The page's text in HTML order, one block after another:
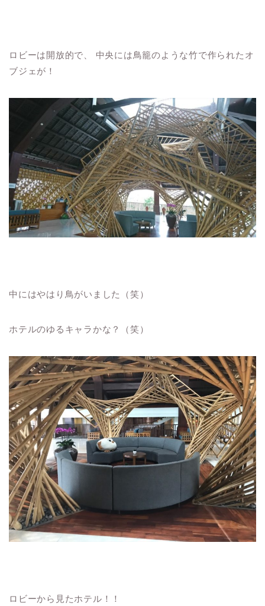
ロビーは開放的で、 中央には鳥籠のような竹で作られたオ
ブジェが！
中にはやはり鳥がいました（笑）
ホテルのゆるキャラかな？（笑）
ロビーから見たホテル！！